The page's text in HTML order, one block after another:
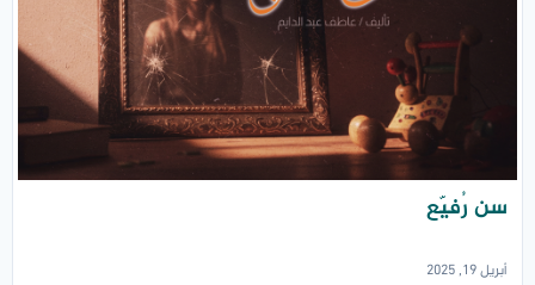
سن رُفيّع
أبريل 19, 2025